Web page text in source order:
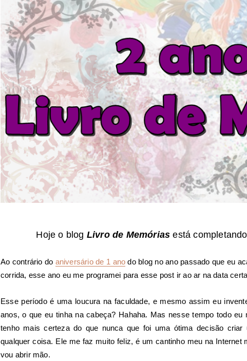
Hoje o blog Livro de Memórias está completando
Ao contrário do aniversário de 1 ano do blog no ano passado que eu
corrida, esse ano eu me programei para esse post ir ao ar na data
Esse período é uma loucura na faculdade, e mesmo assim eu
anos, o que eu tinha na cabeça? Hahaha. Mas nesse tempo todo eu
tenho mais certeza do que nunca que foi uma ótima decisão criar
qualquer coisa. Ele me faz muito feliz, é um cantinho meu na Internet
vou abrir mão.